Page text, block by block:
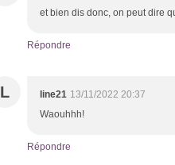
et bien dis donc, on peut dire
Répondre
L line21 13/11/2022 20:37
Waouhhh!
Répondre